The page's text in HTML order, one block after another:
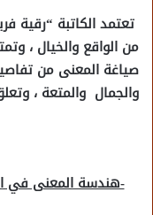
تعتمد الكاتبة “رقية
من الواقع والخيال ،
صياغة المعنى من
والجمال والمتعة ،
-هندسة المعنى في